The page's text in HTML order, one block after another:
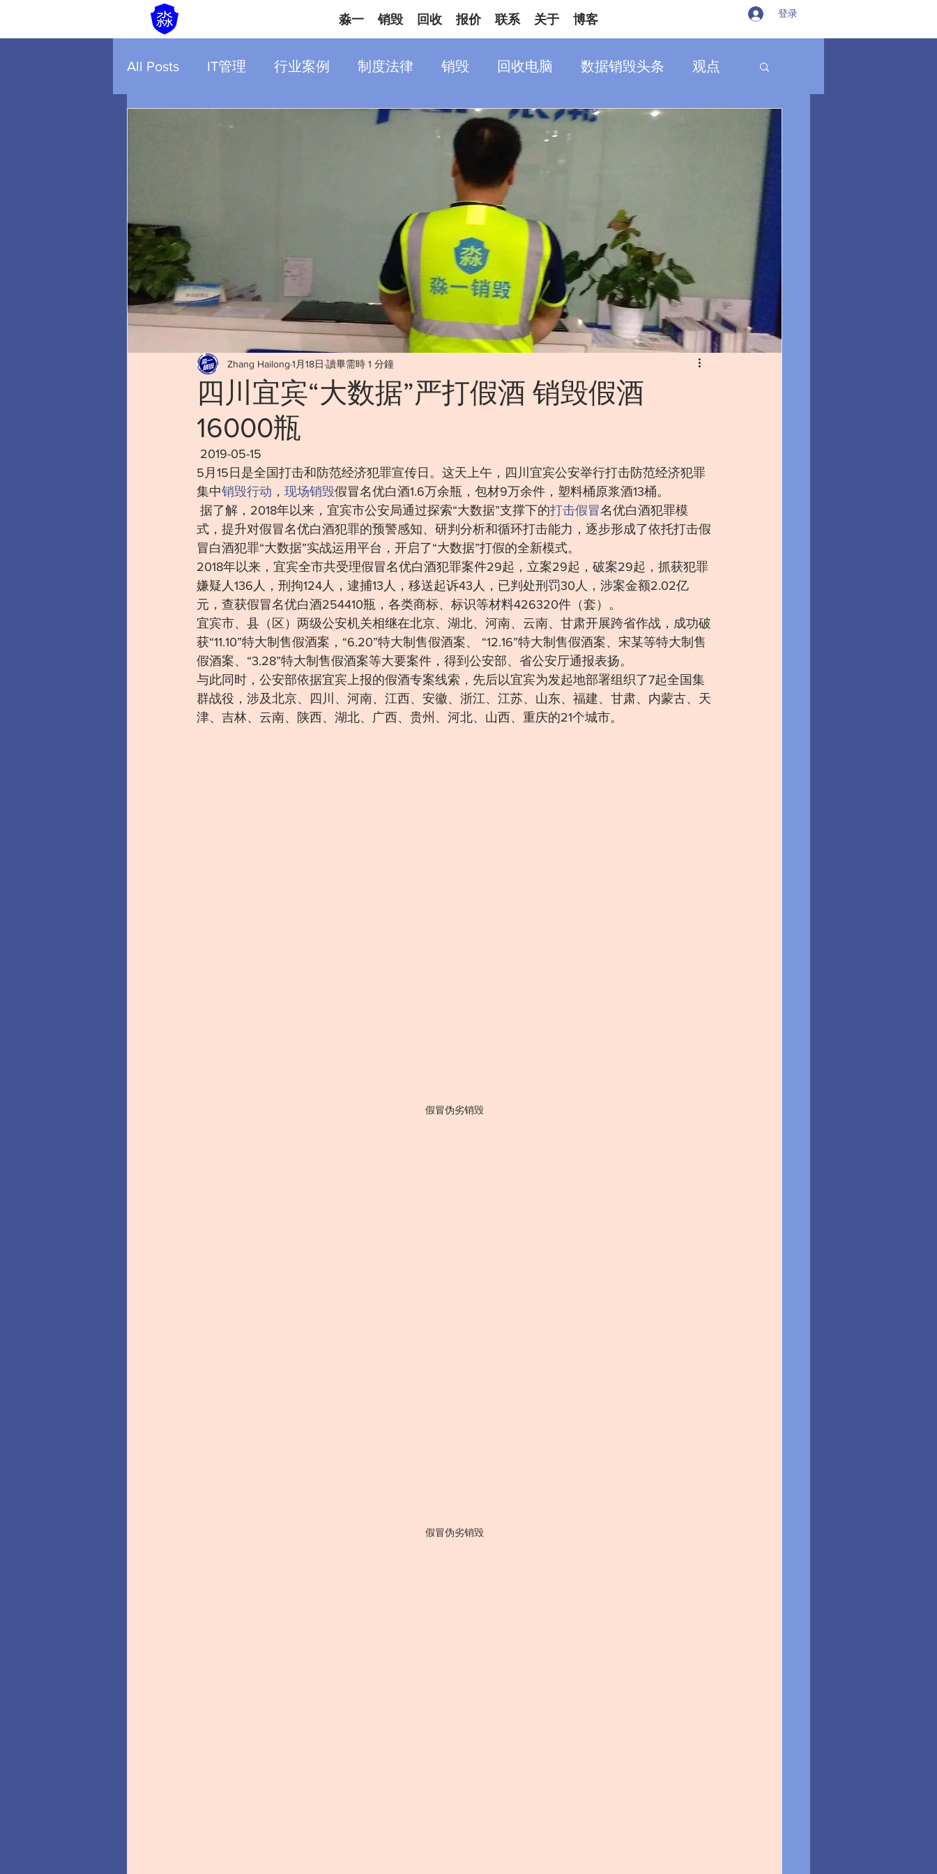
淼一 销毁 回收 报价 联系 关于 博客 登录
All Posts IT管理 行业案例 制度法律 销毁 回收电脑 数据销毁头条 观点
四川宜宾“大数据”严打假酒 销毁假酒
16000瓶
Zhang Hailong 1月18日 讀畢需時 1 分鐘
2019-05-15
5月15日是全国打击和防范经济犯罪宣传日。这天上午，四川宜宾公安举行打击防范经济犯罪
集中销毁行动 ， 现场销毁假冒名优白酒1.6万余瓶，包材9万余件，塑料桶原浆酒13桶。
据了解，2018年以来，宜宾市公安局通过探索“大数据”支撑下的打击假冒名优白酒犯罪模
式，提升对假冒名优白酒犯罪的预警感知、研判分析和循环打击能力，逐步形成了依托打击假
冒白酒犯罪“大数据”实战运用平台，开启了“大数据”打假的全新模式。
2018年以来，宜宾全市共受理假冒名优白酒犯罪案件29起，立案29起，破案29起，抓获犯罪
嫌疑人136人，刑拘124人，逮捕13人，移送起诉43人，已判处刑罚30人，涉案金额2.02亿
元，查获假冒名优白酒254410瓶，各类商标、标识等材料426320件（套）。
宜宾市、县（区）两级公安机关相继在北京、湖北、河南、云南、甘肃开展跨省作战，成功破
获“11.10”特大制售假酒案，“6.20”特大制售假酒案、 “12.16”特大制售假酒案、宋某等特大制售
假酒案、“3.28”特大制售假酒案等大要案件，得到公安部、省公安厅通报表扬。
与此同时，公安部依据宜宾上报的假酒专案线索，先后以宜宾为发起地部署组织了7起全国集
群战役，涉及北京、四川、河南、江西、安徽、浙江、江苏、山东、福建、甘肃、内蒙古、天
津、吉林、云南、陕西、湖北、广西、贵州、河北、山西、重庆的21个城市。
假冒伪劣销毁
假冒伪劣销毁